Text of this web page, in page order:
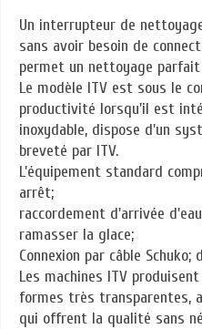
Un interrupteur de
sans avoir besoin de
permet un nettoyage
Le modèle ITV est sous le
productivité lorsqu'il est
inoxydable, dispose d'un
breveté par ITV.
L'équipement standard
arrêt;
raccordement d'arrivée
ramasser la glace;
Connexion par câble
Les machines ITV
formes très transparentes,
qui offrent la qualité sans